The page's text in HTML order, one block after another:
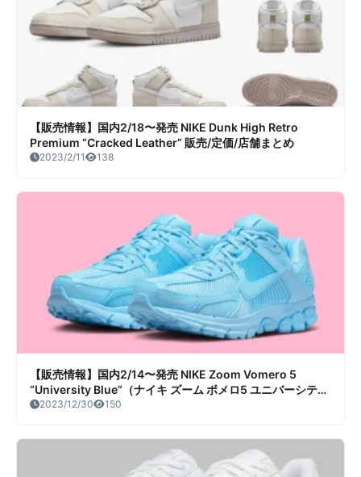
【販売情報】国内2/18〜発売 NIKE Dunk High Retro
Premium “Cracked Leather” 販売/定価/店舗まとめ
2023/2/11 138
【販売情報】国内2/14〜発売 NIKE Zoom Vomero 5
“University Blue”（ナイキ ズーム ボメロ5 ユニバーシティ
ブルー）販売/定価/店舗まとめ
2023/12/30 150